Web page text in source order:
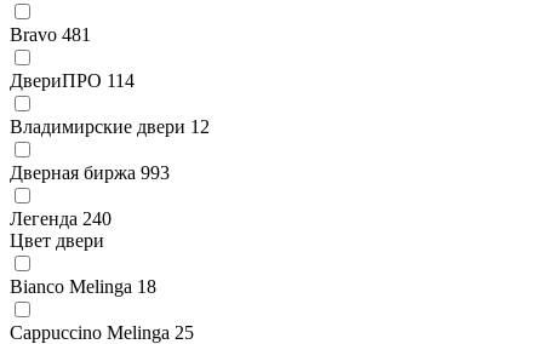
Bravo 481
ДвериПРО 114
Владимирские двери 12
Дверная биржа 993
Легенда 240
Цвет двери
Bianco Melinga 18
Cappuccino Melinga 25